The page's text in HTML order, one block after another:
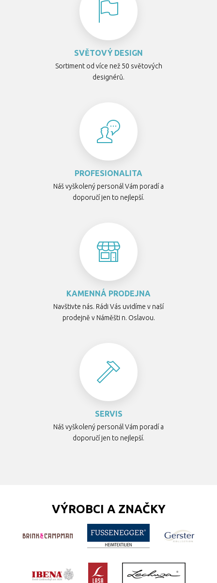
SVĚTOVÝ DESIGN
Sortiment od více než 50 světových
designérů.
PROFESIONALITA
Náš vyškolený personál Vám poradí a
doporučí jen to nejlepší.
KAMENNÁ PRODEJNA
Navštivte nás. Rádi Vás uvidíme v naší
prodejně v Náměšti n. Oslavou.
SERVIS
Náš vyškolený personál Vám poradí a
doporučí jen to nejlepší.
VÝROBCI A ZNAČKY